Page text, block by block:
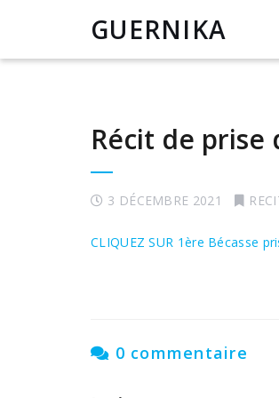
GUERNIKA
Récit de prise
3 DÉCEMBRE 2021
CLIQUEZ SUR 1ère Bécasse
0 commentaire